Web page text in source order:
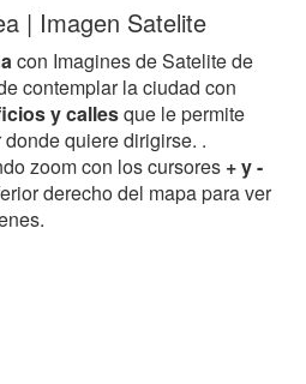
| Imagen Satelite
con Imagines de Satelite de
contemplar la ciudad con
y callesque le permite
quiere dirigirse. .
zoom con los cursores + y -
derecho del mapa para ver